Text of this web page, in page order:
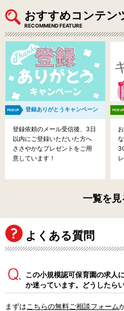
おすすめコンテン
RECOMMEND FEATURE
登録ありがとうキャンペーン
登録依頼のメール受信後、3日
以内にご登録いただいた方へ
ささやかなプレゼントをご用
意しています！
一覧を見
よくある質問
この小規模認可保育園の求人
か迷っています。どうしたらい
まずはこちらの無料ご相談フォーム